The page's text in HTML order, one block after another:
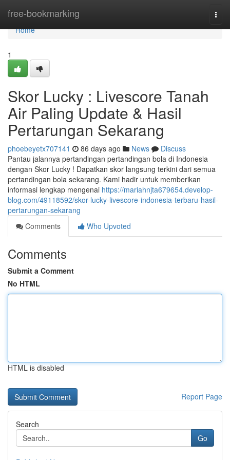
free-bookmarking
Home
Home
1
Skor Lucky : Livescore Tanah
Air Paling Update & Hasil
Pertarungan Sekarang
phoebeyetx707141 86 days ago News
Discuss
Pantau jalannya pertandingan pertandingan bola di Indonesia
dengan Skor Lucky ! Dapatkan skor langsung terkini dari semua
pertandingan bola sekarang. Kami hadir untuk memberikan
informasi lengkap mengenai https://mariahnjta679654.develop-
blog.com/49118592/skor-lucky-livescore-indonesia-terbaru-hasil-
pertarungan-sekarang
Comments
Who Upvoted
Comments
Submit a Comment
No HTML
HTML is disabled
Report Page
Search
Go